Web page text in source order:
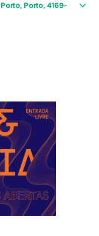
Porto Porto 4169-